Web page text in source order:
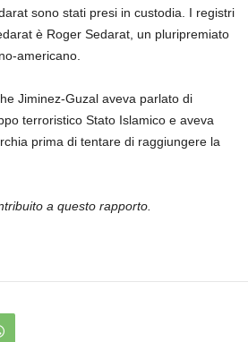
sono stati presi in custodia. I registri
è Roger Sedarat, un pluripremiato
americano.
Jiminez-Guzal aveva parlato di
terroristico Stato Islamico e aveva
prima di tentare di raggiungere la
a questo rapporto.